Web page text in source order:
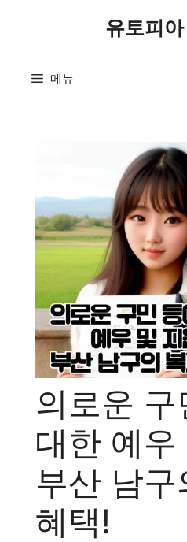
유토피
메뉴
의로운 구
대한 예우
부산 남구
혜택!